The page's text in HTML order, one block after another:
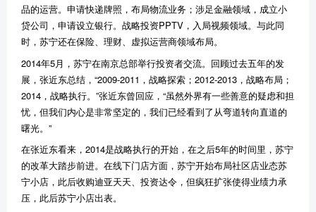
品的运营。申请快递牌照，布局物流业务；涉足金融领域，成立小
贷公司，申请设立银行。战略投资PPTV ，入局视频领域。与此同
时，苏宁还在保险、理财、虚拟运营商领域布局。
2014年5月，苏宁在南京总部举行投资者交流。回顾过去五年的发
展，张近东总结， “2009-2011 ，战略探索； 2012-2013 ，战略布局；
2014 ，战略执行。 ”张近东曾回应， “虽然外界有一些善意的疑虑和担
忧，但我们内心是非常坚定的，我们已经看到了从弯道转向直道的
曙光。 ”
在张近东看来， 2014是战略执行的开始，在之后5年的时间里，苏宁
的改革大踏步前进。在线下门店方面，苏宁开始布局社区店业态苏
宁小店，此后收购迪亚天天、投资达令，但疯狂扩张使得业绩力承
压，此后苏宁小店出表。